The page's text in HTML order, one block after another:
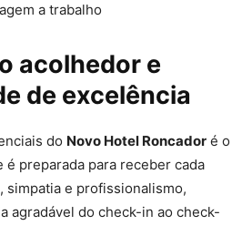
a trabalho
acolhedor e
de excelência
do Novo Hotel Roncador é o
preparada para receber cada
simpatia e profissionalismo,
agradável do check-in ao check-